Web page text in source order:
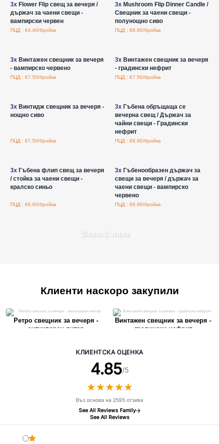
3xFlower Flip свещ за вечеря /
държач за чаени свещи -
вампирски червен
ПЦД : €4.40/бройка
3xMushroom Flip Dinner Candle /
Свещник за чаени свещи -
полунощно сиво
ПЦД : €6.90/бройка
3xВинтажен свещник за вечеря
- вампирско червено
ПЦД : €7.50/бройка
3xВинтажен свещник за вечеря
- градински нефрит
ПЦД : €7.50/бройка
3xВинтидж свещник за вечеря -
нощно сиво
ПЦД : €7.50/бройка
3xГъбена обръщаща се
вечерна свещ / Държач за
чайни свещи - Градински
нефрит
ПЦД : €6.90/бройка
3xГъбена флип свещ за вечеря
/ стойка за чаени свещи -
кралско синьо
ПЦД : €6.90/бройка
3xГъбенообразен държач за
свещи за вечеря / държач за
чаени свещи - вампирско
червено
ПЦД : €6.90/бройка
Show 8 more
Клиенти наскоро закупили
Ретро свещник за вечеря -
антикварен янтар
Винтажен свещник за вечеря -
градински нефрит
КЛИЕНТСКА ОЦЕНКА
4.85/5
★★★★★
★★★★★
Въз основа на 2595 отзива
See All Reviews Family
See All Reviews